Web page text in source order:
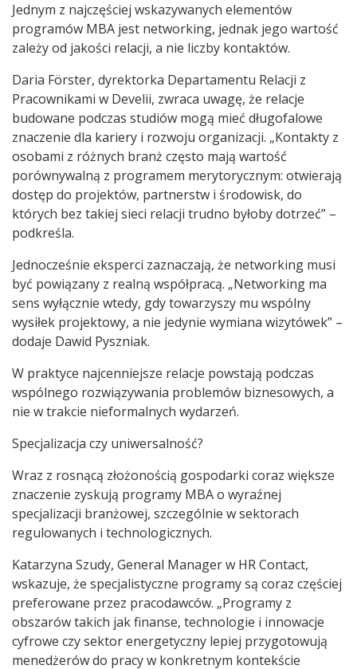
Jednym z najczęściej wskazywanych elementów
programów MBA jest networking, jednak jego wartość
zależy od jakości relacji, a nie liczby kontaktów.
Daria Förster, dyrektorka Departamentu Relacji z
Pracownikami w Develii, zwraca uwagę, że relacje
budowane podczas studiów mogą mieć długofalowe
znaczenie dla kariery i rozwoju organizacji. „Kontakty z
osobami z różnych branż często mają wartość
porównywalną z programem merytorycznym: otwierają
dostęp do projektów, partnerstw i środowisk, do
których bez takiej sieci relacji trudno byłoby dotrzeć” –
podkreśla.
Jednocześnie eksperci zaznaczają, że networking musi
być powiązany z realną współpracą. „Networking ma
sens wyłącznie wtedy, gdy towarzyszy mu wspólny
wysiłek projektowy, a nie jedynie wymiana wizytówek” –
dodaje Dawid Pyszniak.
W praktyce najcenniejsze relacje powstają podczas
wspólnego rozwiązywania problemów biznesowych, a
nie w trakcie nieformalnych wydarzeń.
Specjalizacja czy uniwersalność?
Wraz z rosnącą złożonością gospodarki coraz większe
znaczenie zyskują programy MBA o wyraźnej
specjalizacji branżowej, szczególnie w sektorach
regulowanych i technologicznych.
Katarzyna Szudy, General Manager w HR Contact,
wskazuje, że specjalistyczne programy są coraz częściej
preferowane przez pracodawców. „Programy z
obszarów takich jak finanse, technologie i innowacje
cyfrowe czy sektor energetyczny lepiej przygotowują
menedżerów do pracy w konkretnym kontekście